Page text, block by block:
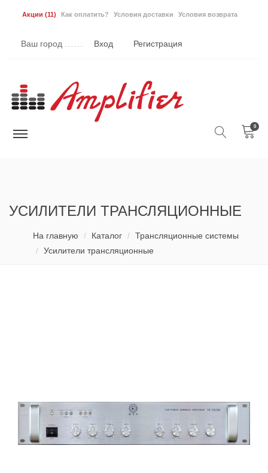
Акции (11) Как оплатить? Условия доставки Условия возврата
Ваш город Вход Регистрация
0
УСИЛИТЕЛИ ТРАНСЛЯЦИОННЫЕ
На главную Каталог
Трансляционные системы
Усилители трансляционные